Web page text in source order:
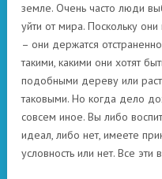
земле. Очень часто люди
уйти от мира. Поскольку
– они держатся
такими, какими они хотят
подобными дереву или
таковыми. Но когда дело
совсем иное. Вы либо
идеал, либо нет, имеете
условность или нет. Все